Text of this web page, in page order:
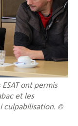
ont permis
et les
culpabilisation. ©